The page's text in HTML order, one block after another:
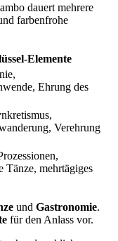
dauert mehrere
farbenfrohe
Elemente
Ehrung des
Verehrung
Tänze, mehrtägiges
und Gastronomie.
für den Anlass vor.